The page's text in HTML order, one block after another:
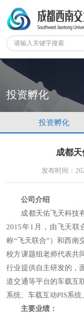
投资孵化
投资孵化
成都
发布时间：
公司介绍
成都天佑飞天科技
2015年1月，由飞天联
称“飞天联合”）和西南
校方课题组老师代表共
行业提供自主研发的，
道交通等平台的车载互
系统、车载互动PIS系
主要业绩：